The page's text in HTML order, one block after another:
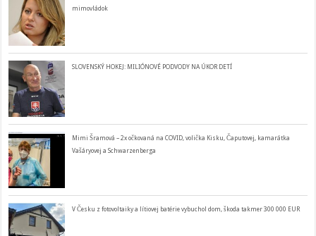
mimovládok
SLOVENSKÝ HOKEJ: MILIÓNOVÉ PODVODY NA ÚKOR DETÍ
Mimi Šramová – 2x očkovaná na COVID, volička Kisku, Čaputovej, kamarátka
Vašáryovej a Schwarzenberga
V Česku z fotovoltaiky a lítiovej batérie vybuchol dom, škoda takmer 300 000 EUR